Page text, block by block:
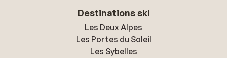
Destinations ski
Les Deux Alpes
Les Portes du Soleil
Les Sybelles